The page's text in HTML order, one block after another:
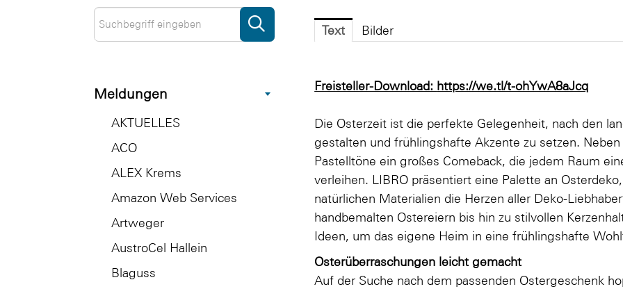
Meldungen
AKTUELLES
ACO
ALEX Krems
Amazon Web Services
Artweger
AustroCel Hallein
Blaguss
Text Bilder
Freisteller-Download: https://we.tl/t-ohYwA8aJcq
Die Osterzeit ist die perfekte Gelegenheit, nach den
gestalten und frühlingshafte Akzente zu setzen.
Pastelltöne ein großes Comeback, die jedem Raum
verleihen. LIBRO präsentiert eine Palette an
natürlichen Materialien die Herzen aller Deko-
handbemalten Ostereiern bis hin zu stilvollen
Ideen, um das eigene Heim in eine frühlingshafte
Osterüberraschungen leicht gemacht
Auf der Suche nach dem passenden Ostergeschenk